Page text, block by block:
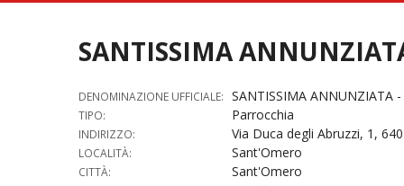
LO STEMMA
LETTERE DEL VESCOVO AI GIOVANI DELLA
SETTORI DELLA VITA
AFFARI
ARCHIVIO
ORGANI DI PARTECIPAZIONE
CAPITOLI
SANTISSIMA
DENOMINAZIONE UFFICIALE: SANTISSIMA ANNUNZIATA
TIPO: Parrocchia
INDIRIZZO: Via Duca degli Abruzzi, 1,
LOCALITÀ: Sant'Omero
CITTÀ: Sant'Omero